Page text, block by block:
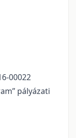
00022
pályázati